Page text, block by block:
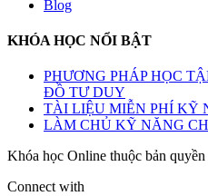
Blog
KHÓA HỌC NỔI BẬT
PHƯƠNG PHÁP HỌC
ĐỒ TƯ DUY
TÀI LIỆU MIỄN PHÍ KỸ
LÀM CHỦ KỸ NĂNG
Khóa học Online thuộc bản quyền
Connect with